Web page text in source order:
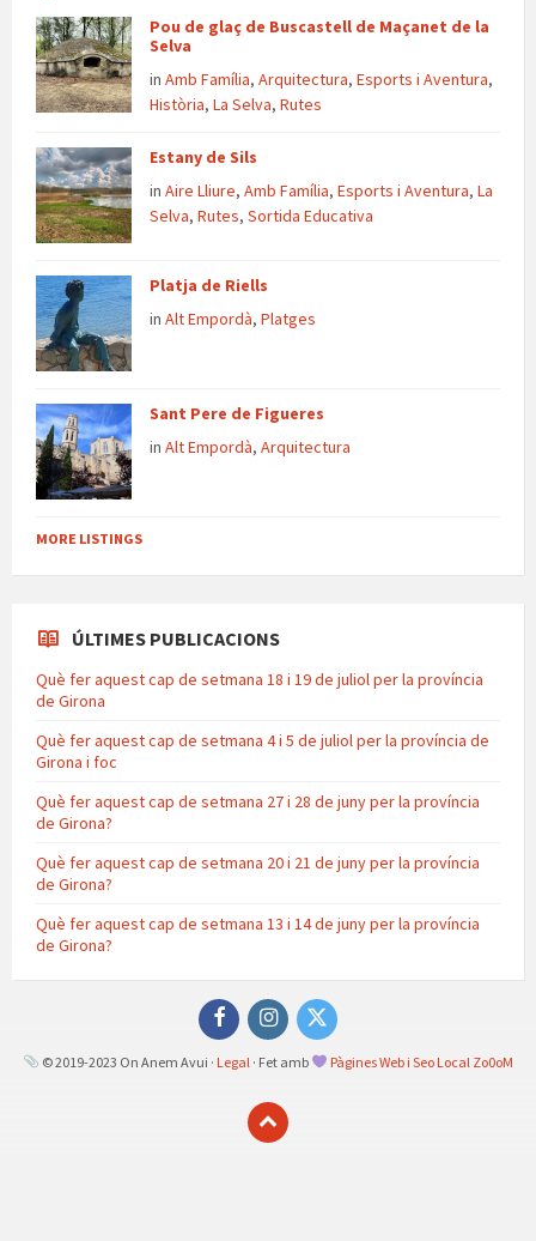
Pou de glaç de Buscastell de Maçanet de la
Selva
in Amb Família, Arquitectura, Esports i Aventura,
Història, La Selva, Rutes
Estany de Sils
in Aire Lliure, Amb Família, Esports i Aventura, La
Selva, Rutes, Sortida Educativa
Platja de Riells
in Alt Empordà, Platges
Sant Pere de Figueres
in Alt Empordà, Arquitectura
MORE LISTINGS
ÚLTIMES PUBLICACIONS
Què fer aquest cap de setmana 18 i 19 de juliol per la província
de Girona
Què fer aquest cap de setmana 4 i 5 de juliol per la província de
Girona i foc
Què fer aquest cap de setmana 27 i 28 de juny per la província
de Girona?
Què fer aquest cap de setmana 20 i 21 de juny per la província
de Girona?
Què fer aquest cap de setmana 13 i 14 de juny per la província
de Girona?
FacebookInstagramTwitter
© 2019-2023 On Anem Avui · Legal · Fet amb Pàgines Web i Seo Local Zo0oM